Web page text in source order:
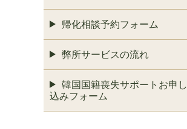
帰化相談予約フォーム
弊所サービスの流れ
韓国国籍喪失サポートお申し
込みフォーム